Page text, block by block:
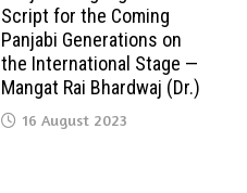
Script for the Coming
Panjabi Generations on
the International Stage —
Mangat Rai Bhardwaj (Dr.)
16 August 2023